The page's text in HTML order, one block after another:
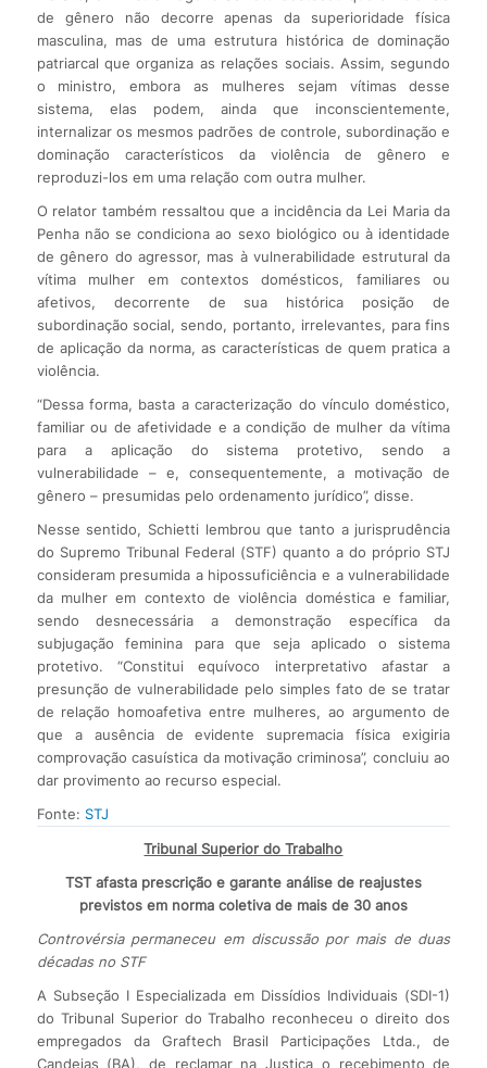
de gênero não decorre apenas da superioridade física
masculina, mas de uma estrutura histórica de dominação
patriarcal que organiza as relações sociais. Assim, segundo
o ministro, embora as mulheres sejam vítimas desse
sistema, elas podem, ainda que inconscientemente,
internalizar os mesmos padrões de controle, subordinação e
dominação característicos da violência de gênero e
reproduzi-los em uma relação com outra mulher.
O relator também ressaltou que a incidência da Lei Maria da
Penha não se condiciona ao sexo biológico ou à identidade
de gênero do agressor, mas à vulnerabilidade estrutural da
vítima mulher em contextos domésticos, familiares ou
afetivos, decorrente de sua histórica posição de
subordinação social, sendo, portanto, irrelevantes, para fins
de aplicação da norma, as características de quem pratica a
violência.
“Dessa forma, basta a caracterização do vínculo doméstico,
familiar ou de afetividade e a condição de mulher da vítima
para a aplicação do sistema protetivo, sendo a
vulnerabilidade – e, consequentemente, a motivação de
gênero – presumidas pelo ordenamento jurídico”, disse.
Nesse sentido, Schietti lembrou que tanto a jurisprudência
do Supremo Tribunal Federal (STF) quanto a do próprio STJ
consideram presumida a hipossuficiência e a vulnerabilidade
da mulher em contexto de violência doméstica e familiar,
sendo desnecessária a demonstração específica da
subjugação feminina para que seja aplicado o sistema
protetivo. “Constitui equívoco interpretativo afastar a
presunção de vulnerabilidade pelo simples fato de se tratar
de relação homoafetiva entre mulheres, ao argumento de
que a ausência de evidente supremacia física exigiria
comprovação casuística da motivação criminosa”, concluiu ao
dar provimento ao recurso especial.
Fonte: STJ
Tribunal Superior do Trabalho
TST afasta prescrição e garante análise de reajustes
previstos em norma coletiva de mais de 30 anos
Controvérsia permaneceu em discussão por mais de duas
décadas no STF
A Subseção I Especializada em Dissídios Individuais (SDI-1)
do Tribunal Superior do Trabalho reconheceu o direito dos
empregados da Graftech Brasil Participações Ltda., de
Candeias (BA), de reclamar na Justiça o recebimento de